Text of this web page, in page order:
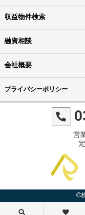
1億9,000万円
1億6,000万円
1億3,680万円
1億8,500万円
収益物件検索
融資相談
会社概要
プライバシーポリシー
営
©